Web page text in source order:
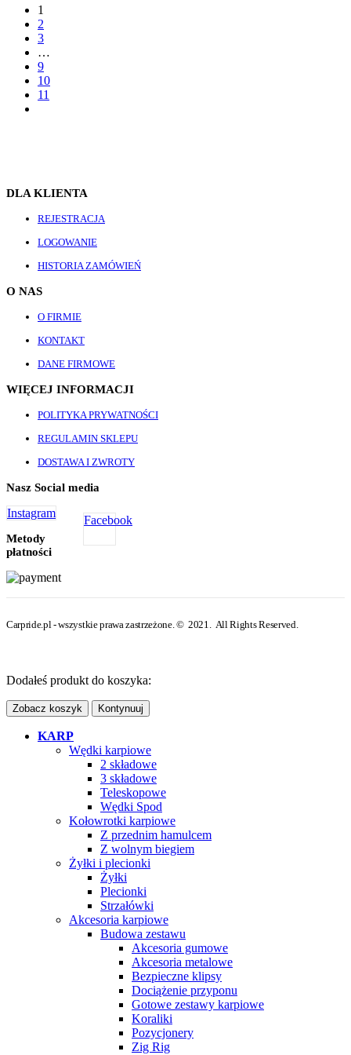
1
2
3
…
9
10
11
DLA KLIENTA
REJESTRACJA
LOGOWANIE
HISTORIA ZAMÓWIEŃ
O NAS
O FIRMIE
KONTAKT
DANE FIRMOWE
WIĘCEJ INFORMACJI
POLITYKA PRYWATNOŚCI
REGULAMIN SKLEPU
DOSTAWA I ZWROTY
Nasz Social media
Facebook
Instagram
Metody
płatności
Carpride.pl - wszystkie prawa zastrzeżone. © 2021. All Rights Reserved.
Dodałeś produkt do koszyka:
Zobacz koszyk Kontynuuj
KARP
Wędki karpiowe
2 składowe
3 składowe
Teleskopowe
Wędki Spod
Kołowrotki karpiowe
Z przednim hamulcem
Z wolnym biegiem
Żyłki i plecionki
Żyłki
Plecionki
Strzałówki
Akcesoria karpiowe
Budowa zestawu
Akcesoria gumowe
Akcesoria metalowe
Bezpieczne klipsy
Dociążenie przyponu
Gotowe zestawy karpiowe
Koraliki
Pozycjonery
Zig Rig